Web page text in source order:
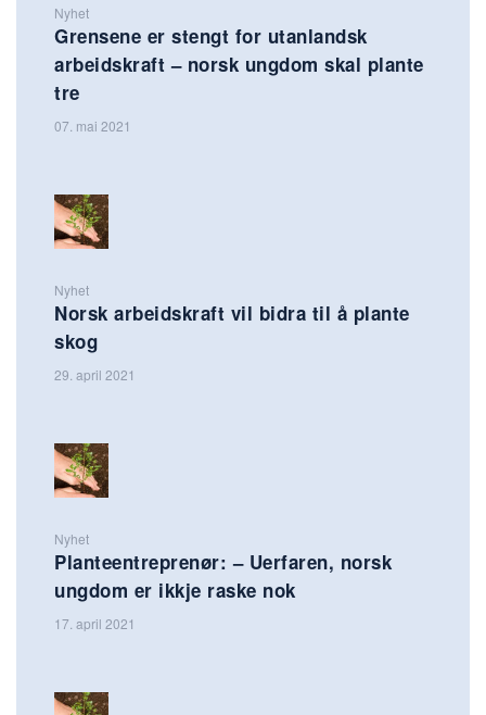
Nyhet
Grensene er stengt for utanlandsk
arbeidskraft – norsk ungdom skal plante
tre
07. mai 2021
Nyhet
Norsk arbeidskraft vil bidra til å plante
skog
29. april 2021
Nyhet
Planteentreprenør: – Uerfaren, norsk
ungdom er ikkje raske nok
17. april 2021